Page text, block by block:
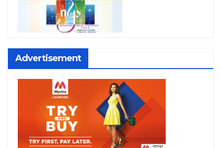
Advertisement